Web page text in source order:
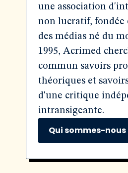
une association
non lucratif, fondée
des médias né du
1995, Acrimed
commun savoirs
théoriques et
d'une critique
intransigeante.
Qui sommes-nous